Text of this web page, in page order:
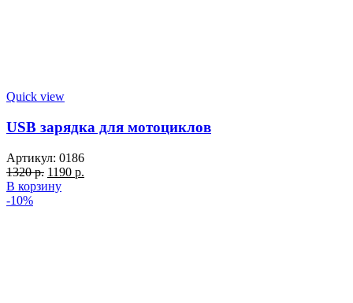
Quick view
USB зарядка для мотоциклов
Артикул: 0186
1320р. Первоначальная
цена
1190 р.
В корзину
-10%